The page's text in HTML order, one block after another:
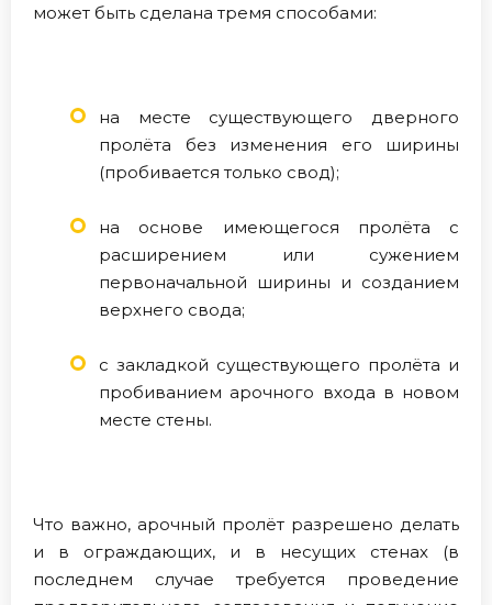
может быть сделана тремя способами:
на месте существующего дверного
пролёта без изменения его ширины
(пробивается только свод);
на основе имеющегося пролёта с
расширением или сужением
первоначальной ширины и созданием
верхнего свода;
с закладкой существующего пролёта и
пробиванием арочного входа в новом
месте стены.
Что важно, арочный пролёт разрешено делать
и в ограждающих, и в несущих стенах (в
последнем случае требуется проведение